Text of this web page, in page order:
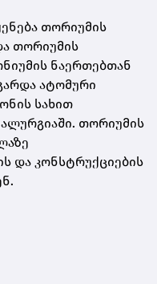
თორიუმის
თორიუმის
ნაერთებთან
ატომური
სახით
თორიუმის
და კონსტრუქციების